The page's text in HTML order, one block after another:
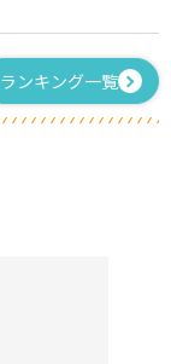
ランキング一覧